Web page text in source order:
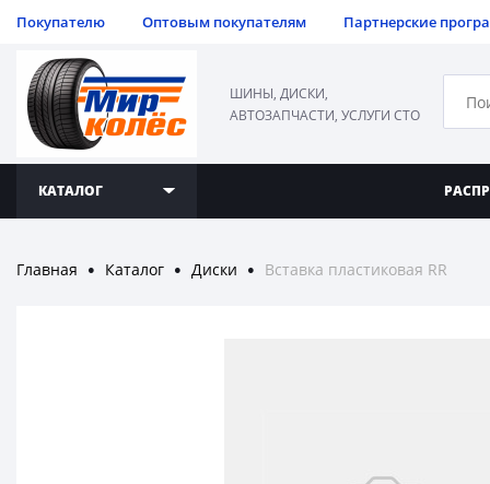
Покупателю Оптовым покупателям Партнерские
ШИНЫ, ДИСКИ,
АВТОЗАПЧАСТИ, УСЛУГИ СТО
КАТАЛОГ
Главная ● Каталог ● Диски ● Вставка пластиковая RR